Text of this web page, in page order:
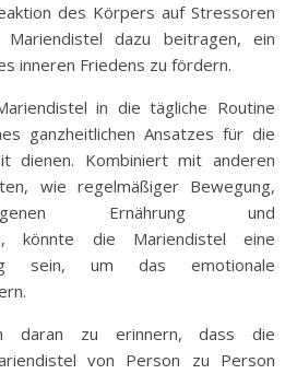
des Körpers auf Stressoren
dazu beitragen, ein
inneren Friedens zu fördern.
in die tägliche Routine
ganzheitlichen Ansatzes für die
dienen. Kombiniert mit anderen
wie regelmäßiger Bewegung,
Ernährung und
könnte die Mariendistel eine
sein, um das emotionale
daran zu erinnern, dass die
von Person zu Person